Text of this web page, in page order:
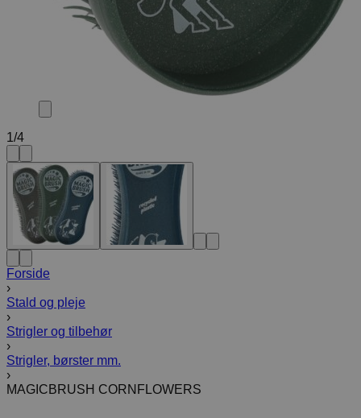
1/4
Forside
›
Stald og pleje
›
Strigler og tilbehør
›
Strigler, børster mm.
›
MAGICBRUSH CORNFLOWERS